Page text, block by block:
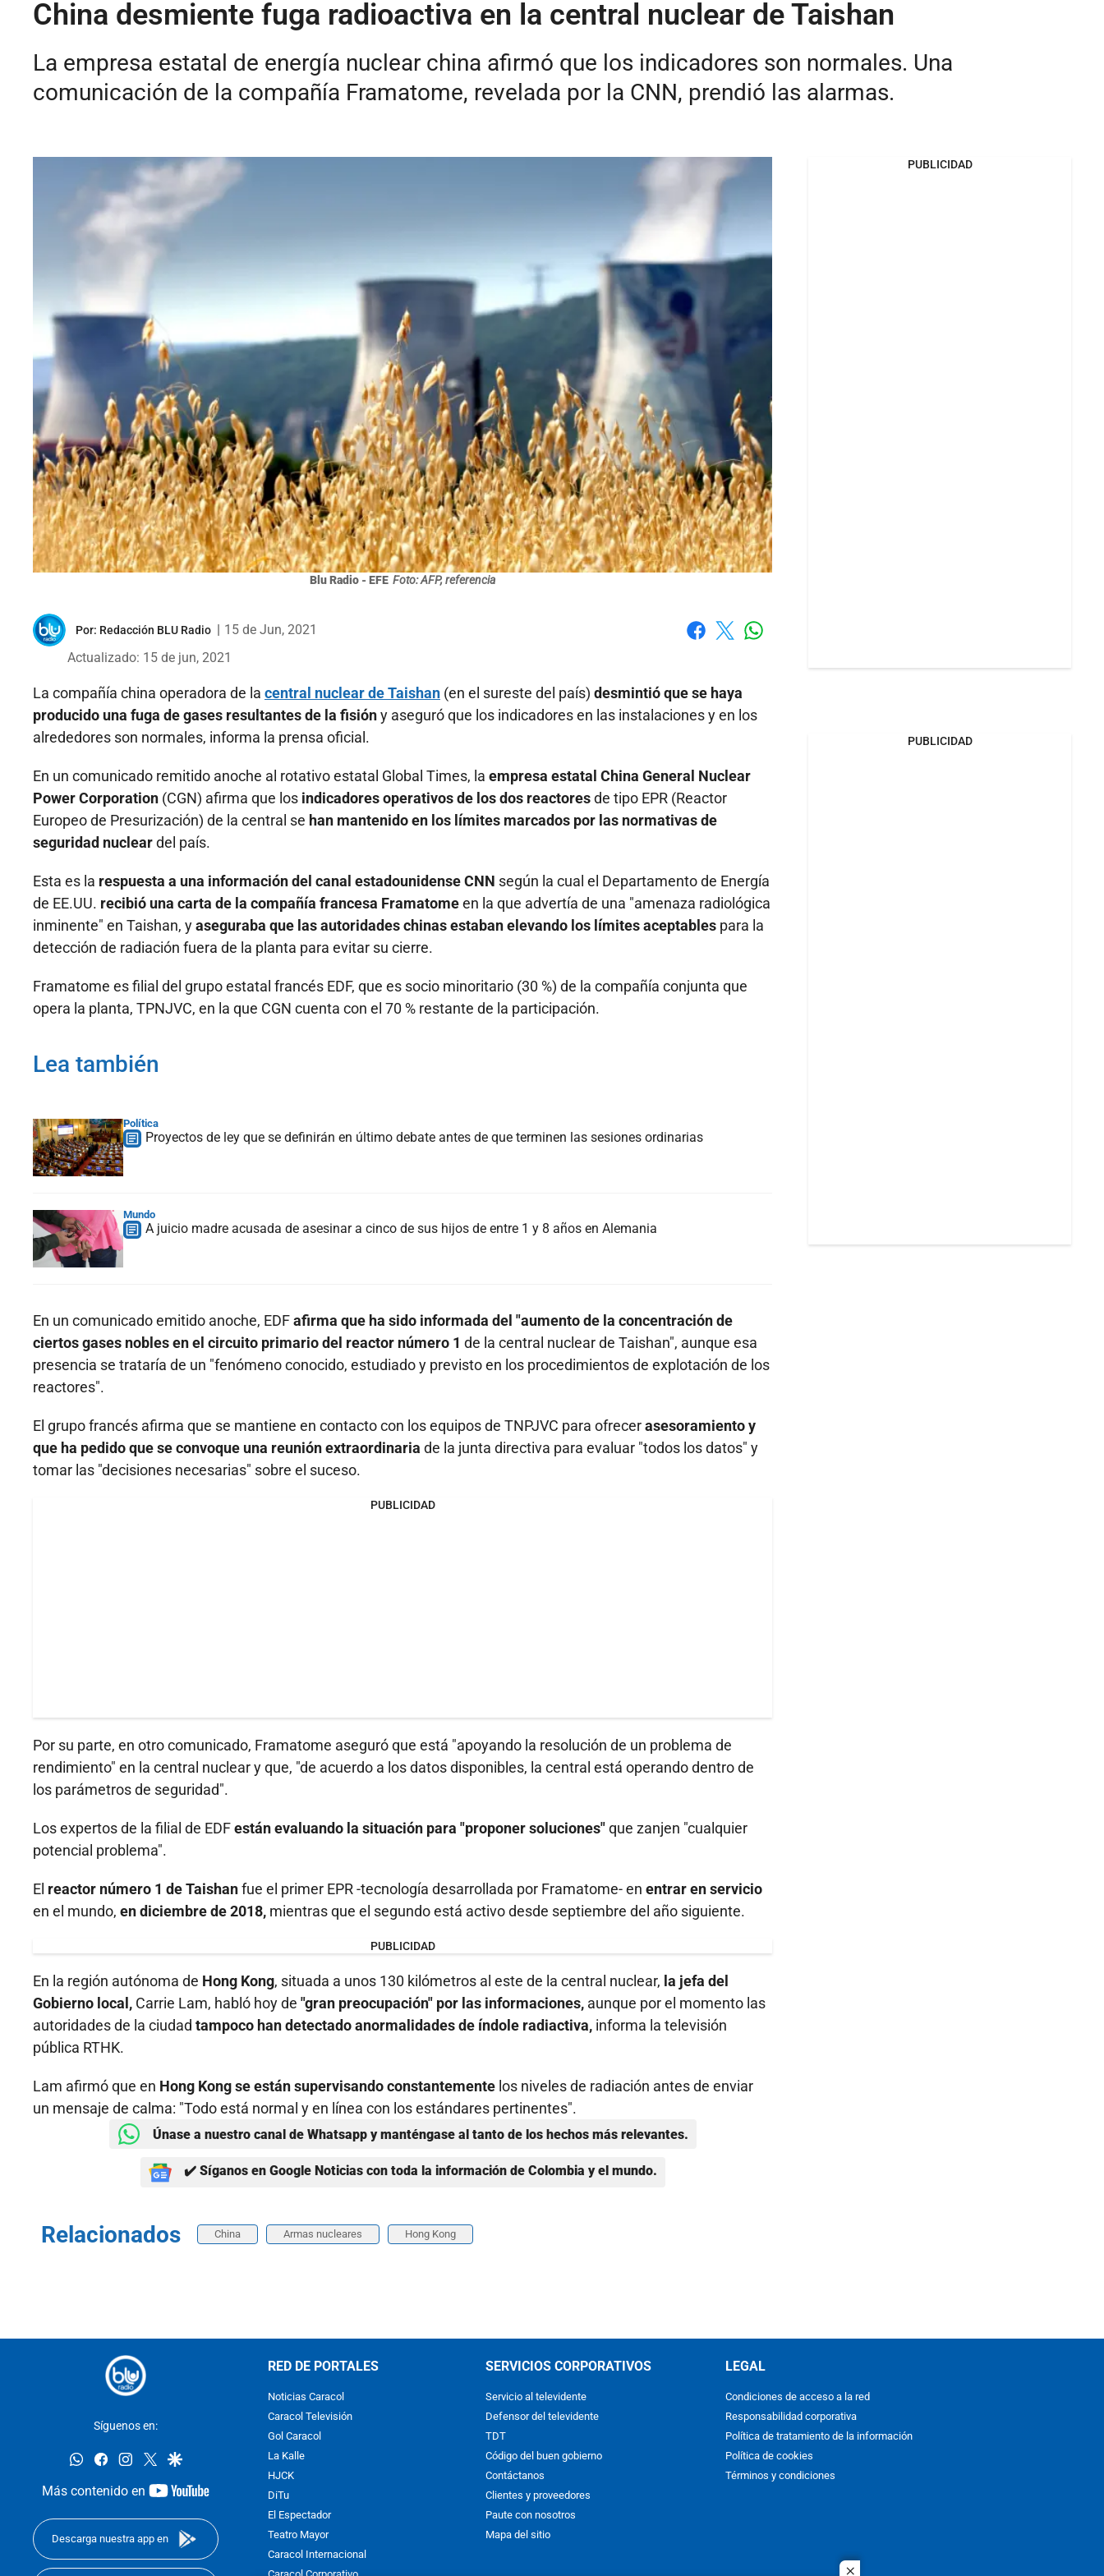
China desmiente fuga radioactiva en la central nuclear de Taishan
La empresa estatal de energía nuclear china afirmó que los indicadores son normales. Una
comunicación de la compañía Framatome, revelada por la CNN, prendió las alarmas.
Blu Radio - EFE Foto: AFP, referencia
Por: Redacción BLU Radio
15 de Jun, 2021
Actualizado: 15 de jun, 2021
La compañía china operadora de la central nuclear de Taishan (en el sureste del país) desmintió que se haya
producido una fuga de gases resultantes de la fisióny aseguró que los indicadores en las instalaciones y en los
alrededores son normales, informa la prensa oficial.
En un comunicado remitido anoche al rotativo estatal Global Times, la empresa estatal China General Nuclear
Power Corporation (CGN) afirma que los indicadores operativosde los dos reactoresde tipo EPR (Reactor
Europeo de Presurización) de la central se han mantenido en los límites marcados por las normativas de
seguridad nucleardel país.
Esta es la respuesta a una información del canal estadounidense CNN según la cual el Departamento de Energía
de EE.UU. recibió una carta de la compañía francesa Framatomeen la que advertía de una "amenaza radiológica
inminente" en Taishan, yaseguraba que las autoridades chinas estaban elevando los límites aceptables para la
detección de radiación fuera de la planta para evitar su cierre.
Framatome es filial del grupo estatal francés EDF, que es socio minoritario (30 %) de la compañía conjunta que
opera la planta, TPNJVC, en la que CGN cuenta con el 70 % restante de la participación.
Lea también
Política
Proyectos de ley que se definirán en último debate antes de que terminen las sesiones ordinarias
Mundo
A juicio madre acusada de asesinar a cinco de sus hijos de entre 1 y 8 años en Alemania
En un comunicado emitido anoche, EDFafirma que ha sido informada del "aumento de la concentración de
ciertos gases nobles en el circuito primario del reactor número 1 de la central nuclear de Taishan", aunque esa
presencia se trataría de un "fenómeno conocido, estudiado y previsto en los procedimientos de explotación de los
reactores".
El grupo francés afirma que se mantiene en contacto con los equipos de TNPJVC para ofrecerasesoramiento y
que ha pedido que se convoque una reunión extraordinaria de la junta directiva para evaluar "todos los datos" y
tomar las "decisiones necesarias" sobre el suceso.
PUBLICIDAD
Por su parte, en otro comunicado, Framatome aseguró que está "apoyando la resolución de un problema de
rendimiento" en la central nuclear y que, "de acuerdo a los datos disponibles, la central está operando dentro de
los parámetros de seguridad".
Los expertos de la filial de EDFestán evaluando la situación para "proponer soluciones"que zanjen "cualquier
potencial problema".
El reactor número 1 de Taishanfue el primer EPR -tecnología desarrollada por Framatome- en entrar en servicio
en el mundo, en diciembre de 2018, mientras que el segundo está activo desde septiembre del año siguiente.
PUBLICIDAD
En la región autónoma de Hong Kong, situada a unos 130 kilómetros al este de la central nuclear, la jefa del
Gobierno local, Carrie Lam, habló hoy de "gran preocupación" por las informaciones, aunque por el momento las
autoridades de la ciudad tampoco han detectado anormalidades de índole radiactiva, informa la televisión
pública RTHK.
Lam afirmó que en Hong Kong se están supervisando constantemente los niveles de radiación antes de enviar
un mensaje de calma: "Todo está normal y en línea con los estándares pertinentes".
Únase a nuestro canal de Whatsapp y manténgase al tanto de los hechos más relevantes.
✔️ Síganos en Google Noticias con toda la información de Colombia y el mundo.
Relacionados China Armas nucleares Hong Kong
PUBLICIDAD
PUBLICIDAD
Síguenos en:
whatsappfacebookinstagram
twittergoogle
Más contenido en
youtube-
Descarga nuestra app en
RED DE PORTALES
Noticias Caracol
Caracol Televisión
Gol Caracol
La Kalle
HJCK
DiTu
El Espectador
Teatro Mayor
Caracol Internacional
SERVICIOS CORPORATIVOS
Servicio al televidente
Defensor del televidente
TDT
Código del buen gobierno
Contáctanos
Clientes y proveedores
Paute con nosotros
Mapa del sitio
LEGAL
Condiciones de acceso a la red
Responsabilidad corporativa
Política de tratamiento de la información
Política de cookies
Términos y condiciones